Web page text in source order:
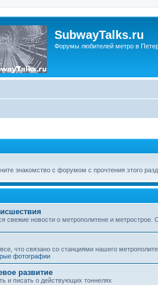
SubwayTalks.ru
Форумы любителей метро в
знакомство с форумом с прочтения этого
свежие новости о метрополитене и метрострое.
что связано со станциями нашего
фотографии
развитие
и писать о действующих тоннелях